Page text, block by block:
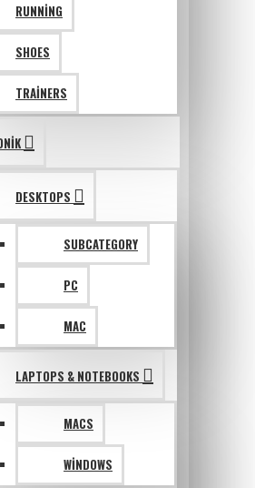
RUNNING
SHOES
TRAINERS
DESKTOPS
SUBCATEGORY
PC
MAC
LAPTOPS & NOTEBOOKS
MACS
WINDOWS